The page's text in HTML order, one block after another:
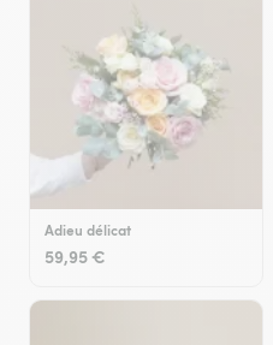
Adieu délicat
59,95 €